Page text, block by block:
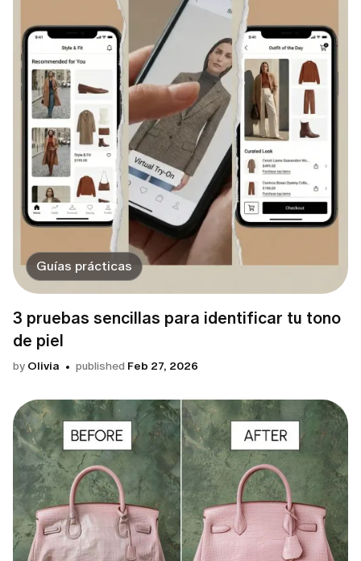
Guías prácticas
3 pruebas sencillas para identificar tu tono
de piel
by Olivia published Feb 27, 2026